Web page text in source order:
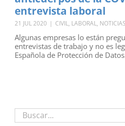
entrevista laboral
21 JUL 2020 | CIVIL, LABORAL, NOTICIAS
Algunas empresas lo están
entrevistas de trabajo y no es
Española de Protección de
Buscar: